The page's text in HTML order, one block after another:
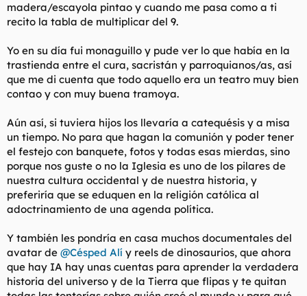
madera/escayola pintao y cuando me pasa como a ti
recito la tabla de multiplicar del 9.
Yo en su día fui monaguillo y pude ver lo que había en la
trastienda entre el cura, sacristán y parroquianos/as, así
que me di cuenta que todo aquello era un teatro muy bien
contao y con muy buena tramoya.
Aún así, si tuviera hijos los llevaría a catequésis y a misa
un tiempo. No para que hagan la comunión y poder tener
el festejo con banquete, fotos y todas esas mierdas, sino
porque nos guste o no la Iglesia es uno de los pilares de
nuestra cultura occidental y de nuestra historia, y
preferiría que se eduquen en la religión católica al
adoctrinamiento de una agenda política.
Y también les pondría en casa muchos documentales del
avatar de @Césped Alí y reels de dinosaurios, que ahora
que hay IA hay unas cuentas para aprender la verdadera
historia del universo y de la Tierra que flipas y te quitan